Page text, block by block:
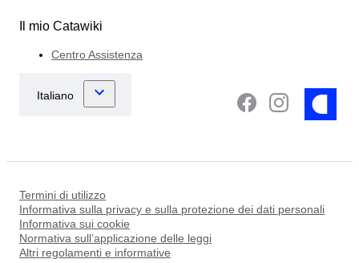
Il mio Catawiki
Centro Assistenza
Termini di utilizzo
Informativa sulla privacy e sulla protezione dei dati personali
Informativa sui cookie
Normativa sull’applicazione delle leggi
Altri regolamenti e informative